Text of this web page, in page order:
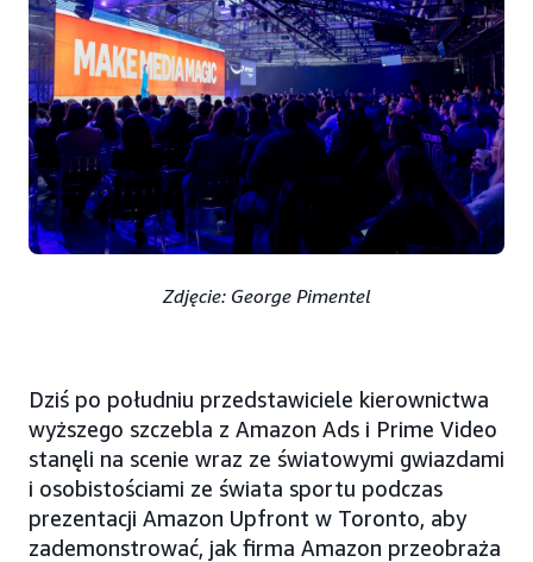
Zdjęcie: George Pimentel
Dziś po południu przedstawiciele kierownictwa
wyższego szczebla z Amazon Ads i Prime Video
stanęli na scenie wraz ze światowymi gwiazdami
i osobistościami ze świata sportu podczas
prezentacji Amazon Upfront w Toronto, aby
zademonstrować, jak firma Amazon przeobraża